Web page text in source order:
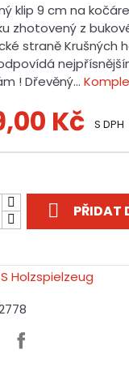
klip 9 cm na
zhotovený z
straně Krušných
! Dřevěný...
Kč S DPH
 PŘIDAT